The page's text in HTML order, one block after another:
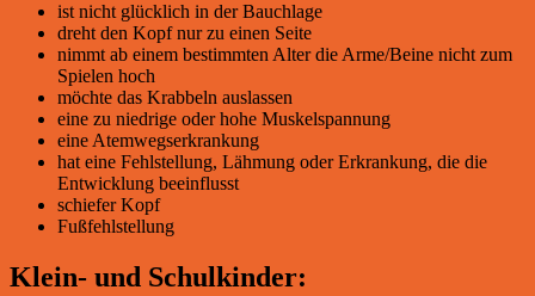
ist nicht glücklich in der Bauchlage
dreht den Kopf nur zu einen Seite
nimmt ab einem bestimmten Alter die Arme/Beine nicht zum
Spielen hoch
möchte das Krabbeln auslassen
eine zu niedrige oder hohe Muskelspannung
eine Atemwegserkrankung
hat eine Fehlstellung, Lähmung oder Erkrankung, die die
Entwicklung beeinflusst
schiefer Kopf
Fußfehlstellung
Klein- und Schulkinder: